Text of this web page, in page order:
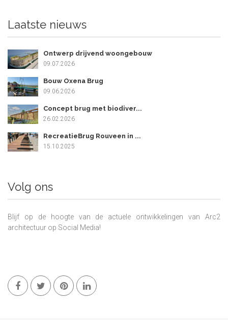
Laatste nieuws
Ontwerp drijvend woongebouw
09.07.2026
Bouw Oxena Brug
09.06.2026
Concept brug met biodiver...
26.02.2026
RecreatieBrug Rouveen in ...
15.10.2025
Volg ons
Blijf op de hoogte van de actuele ontwikkelingen van Arc2
architectuur op Social Media!